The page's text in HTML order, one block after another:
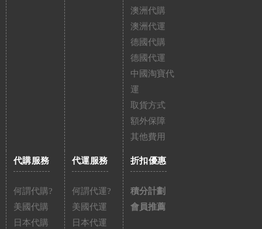
澳洲代購
澳洲代運
德國代購
德國代運
中國淘寶代
運
取貨方式
額外保障
其他費用
代購服務
何謂代購?
美國代購
日本代購
代運服務
何謂代運?
美國代運
日本代運
折扣優惠
積分計劃
會員推薦